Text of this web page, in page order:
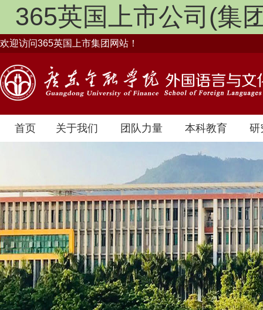
365英国上市公司(集
欢迎访问365英国上市集团网站！
首页 关于我们 团队力量 本科教育 研